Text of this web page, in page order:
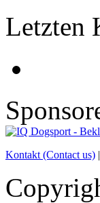
Letzten
Kontakt (Contact us) |